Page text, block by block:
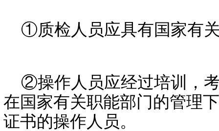
①质检人员应具有国家有
②操作人员应经过培训，考
在国家有关职能部门的管理
证书的操作人员。